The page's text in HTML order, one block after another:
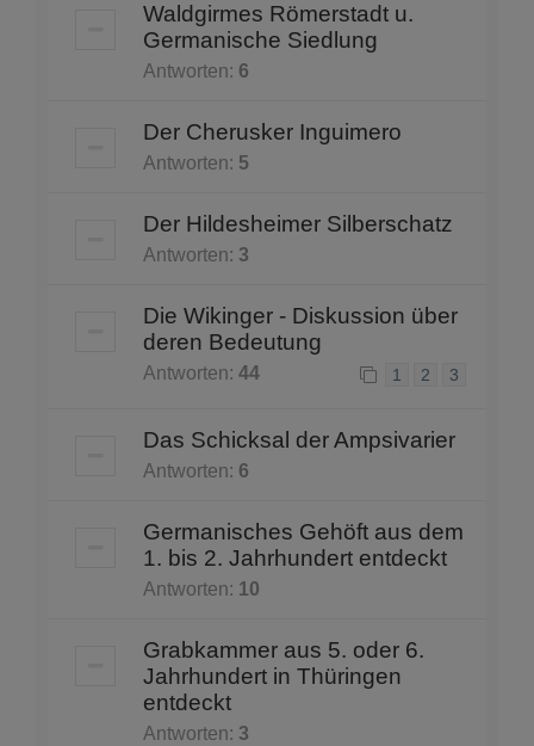
Waldgirmes Römerstadt u.
Germanische Siedlung
Antworten: 6
Der Cherusker Inguimero
Antworten: 5
Der Hildesheimer Silberschatz
Antworten: 3
Die Wikinger - Diskussion über
deren Bedeutung
Antworten: 44 1 2 3
Das Schicksal der Ampsivarier
Antworten: 6
Germanisches Gehöft aus dem
1. bis 2. Jahrhundert entdeckt
Antworten: 10
Grabkammer aus 5. oder 6.
Jahrhundert in Thüringen
entdeckt
Antworten: 3